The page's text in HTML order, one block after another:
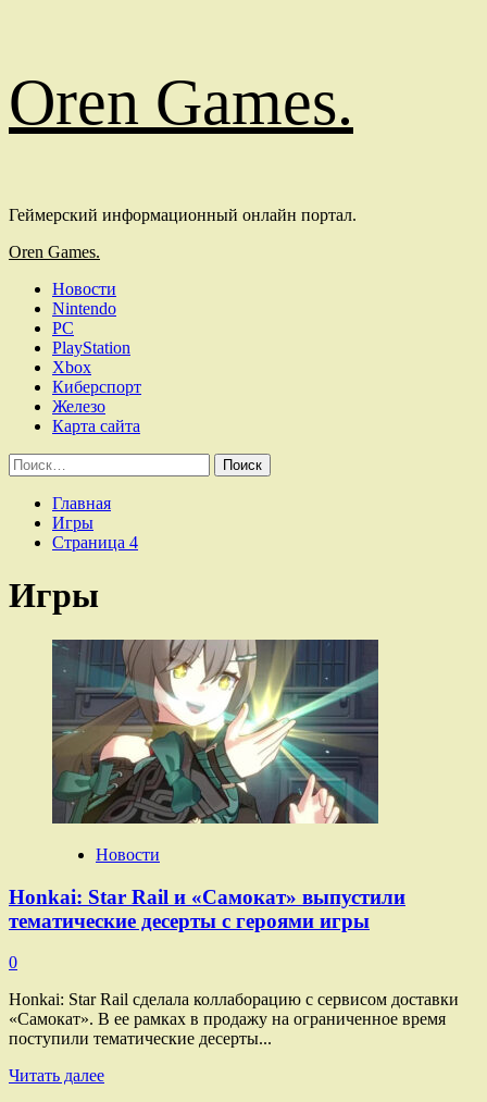
к
содержимому
Oren Games.
Геймерский информационный онлайн портал.
Основное
Oren Games.
Новости
Nintendo
PC
PlayStation
Xbox
Киберспорт
Железо
Карта сайта
Найти:
Главная
Игры
Страница 4
Игры
Новости
Honkai: Star Rail и «Самокат» выпустили
тематические десерты с героями игры
0
Honkai: Star Rail сделала коллаборацию с сервисом доставки
«Самокат». В ее рамках в продажу на ограниченное время
поступили тематические десерты...
Читать далееПрочитать